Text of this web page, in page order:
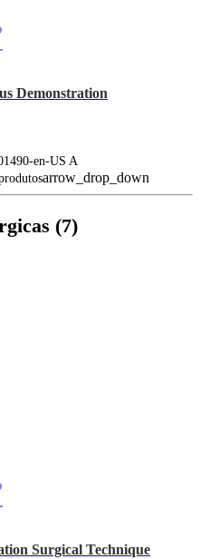
Demonstration
en-US A
arrow_drop_down
(7)
Surgical Technique